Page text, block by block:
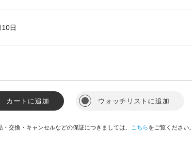
10日
カートに追加 ウォッチリストに追加
・交換・キャンセルなどの保証につきましては、 こちら をご覧ください。